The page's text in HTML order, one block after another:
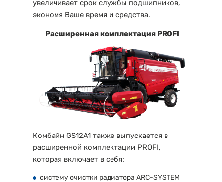
увеличивает срок службы подшипников,
экономя Ваше время и средства.
Расширенная комплектация PROFI
Комбайн GS12A1 также выпускается в
расширенной комплектации PROFI,
которая включает в себя:
систему очистки радиатора ARC-SYSTEM